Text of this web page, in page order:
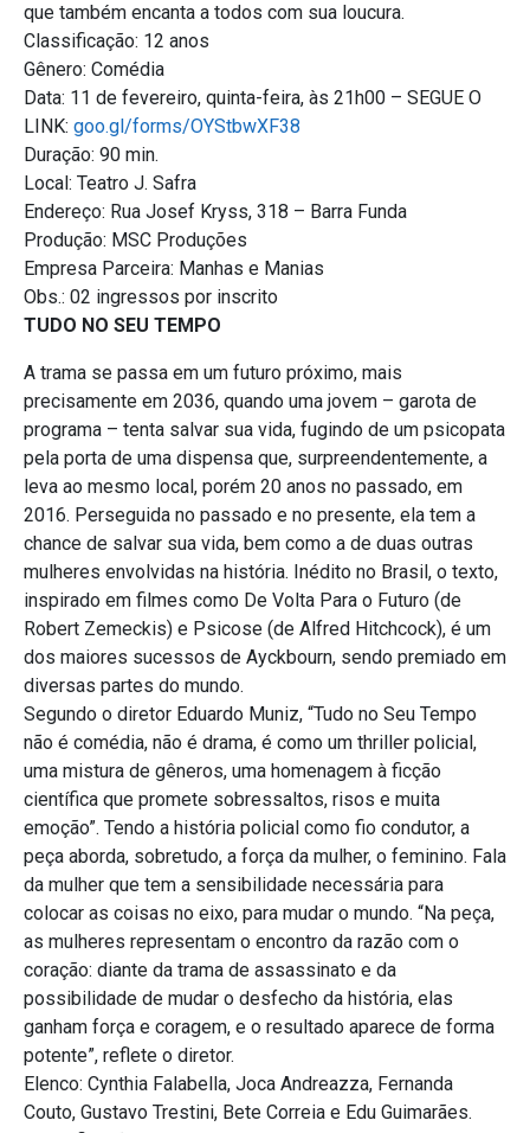
que também encanta a todos com sua loucura.
Classificação: 12 anos
Gênero: Comédia
Data: 11 de fevereiro, quinta-feira, às 21h00 – SEGUE O
LINK: goo.gl/forms/OYStbwXF38
Duração: 90 min.
Local: Teatro J. Safra
Endereço: Rua Josef Kryss, 318 – Barra Funda
Produção: MSC Produções
Empresa Parceira: Manhas e Manias
Obs.: 02 ingressos por inscrito
TUDO NO SEU TEMPO
A trama se passa em um futuro próximo, mais
precisamente em 2036, quando uma jovem – garota de
programa – tenta salvar sua vida, fugindo de um psicopata
pela porta de uma dispensa que, surpreendentemente, a
leva ao mesmo local, porém 20 anos no passado, em
2016. Perseguida no passado e no presente, ela tem a
chance de salvar sua vida, bem como a de duas outras
mulheres envolvidas na história. Inédito no Brasil, o texto,
inspirado em filmes como De Volta Para o Futuro (de
Robert Zemeckis) e Psicose (de Alfred Hitchcock), é um
dos maiores sucessos de Ayckbourn, sendo premiado em
diversas partes do mundo.
Segundo o diretor Eduardo Muniz, “Tudo no Seu Tempo
não é comédia, não é drama, é como um thriller policial,
uma mistura de gêneros, uma homenagem à ficção
científica que promete sobressaltos, risos e muita
emoção”. Tendo a história policial como fio condutor, a
peça aborda, sobretudo, a força da mulher, o feminino. Fala
da mulher que tem a sensibilidade necessária para
colocar as coisas no eixo, para mudar o mundo. “Na peça,
as mulheres representam o encontro da razão com o
coração: diante da trama de assassinato e da
possibilidade de mudar o desfecho da história, elas
ganham força e coragem, e o resultado aparece de forma
potente”, reflete o diretor.
Elenco: Cynthia Falabella, Joca Andreazza, Fernanda
Couto, Gustavo Trestini, Bete Correia e Edu Guimarães.